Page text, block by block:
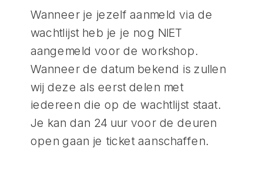
Wanneer je jezelf aanmeld via de
wachtlijst heb je je nog NIET
aangemeld voor de workshop.
Wanneer de datum bekend is zullen
wij deze als eerst delen met
iedereen die op de wachtlijst staat.
Je kan dan 24 uur voor de deuren
open gaan je ticket aanschaffen.